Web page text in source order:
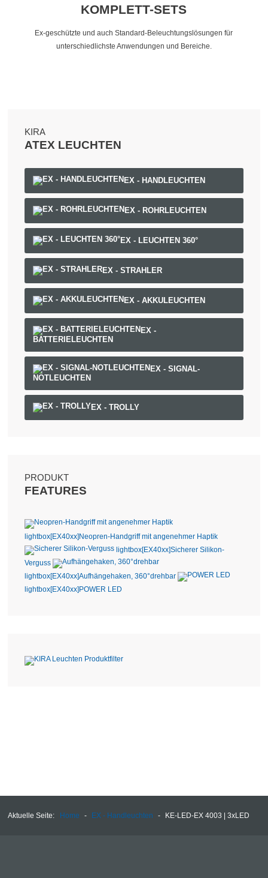
KOMPLETT-SETS
Ex-geschützte und auch Standard-Beleuchtungslösungen für
unterschiedlichste Anwendungen und Bereiche.
KIRA
ATEX LEUCHTEN
EX - HANDLEUCHTEN
EX - ROHRLEUCHTEN
EX - LEUCHTEN 360°
EX - STRAHLER
EX - AKKULEUCHTEN
EX -
BATTERIELEUCHTEN
EX - SIGNAL-
NOTLEUCHTEN
EX - TROLLY
PRODUKT
FEATURES
lightbox[EX40xx] Neopren-Handgriff mit angenehmer Haptik
lightbox[EX40xx]Sicherer Silikon-
Verguss
lightbox[EX40xx]Aufhängehaken, 360°drehbar
lightbox[EX40xx] POWER LED
Aktuelle Seite: Home - EX - Handleuchten - KE-LED-EX 4003 | 3xLED